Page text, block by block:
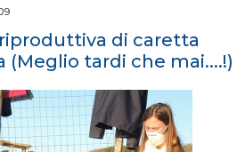
di caretta
(Meglio tardi che mai....!)